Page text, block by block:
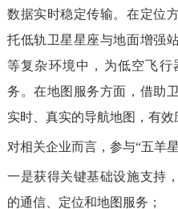
数据实时稳定传输。在定位
托低轨卫星星座与地面增强
等复杂环境中，为低空飞行
务。在地图服务方面，借助
实时、真实的导航地图，有效
对相关企业而言，参与“五羊
一是获得关键基础设施支持
的通信、定位和地图服务；